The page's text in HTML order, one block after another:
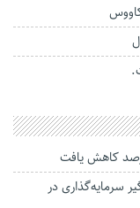
پیگیر سرمایه‌گذاری در